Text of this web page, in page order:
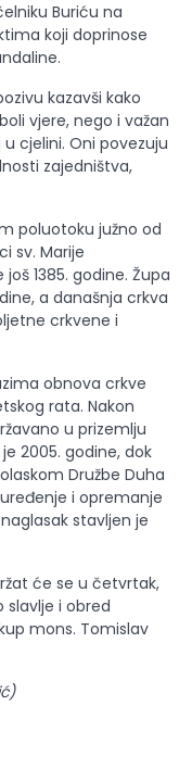
Buriću na
koji doprinose
kazavši kako
vjere, nego i važan
cjelini. Oni povezuju
zajedništva,
poluotoku južno od
sv. Marije
1385. godine. Župa
a današnja crkva
crkvene i
obnova crkve
rata. Nakon
u prizemlju
2005. godine, dok
Družbe Duha
i opremanje
stavljen je
će se u četvrtak,
slavlje i obred
mons. Tomislav